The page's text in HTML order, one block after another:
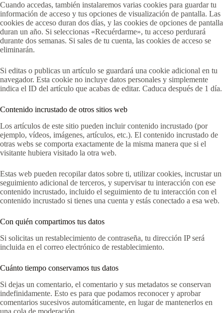
Cuando accedas, también instalaremos varias cookies para guardar tu
información de acceso y tus opciones de visualización de pantalla. Las
cookies de acceso duran dos días, y las cookies de opciones de pantalla
duran un año. Si seleccionas «Recuérdarme», tu acceso perdurará
durante dos semanas. Si sales de tu cuenta, las cookies de acceso se
eliminarán.
Si editas o publicas un artículo se guardará una cookie adicional en tu
navegador. Esta cookie no incluye datos personales y simplemente
indica el ID del artículo que acabas de editar. Caduca después de 1 día.
Contenido incrustado de otros sitios web
Los artículos de este sitio pueden incluir contenido incrustado (por
ejemplo, vídeos, imágenes, artículos, etc.). El contenido incrustado de
otras webs se comporta exactamente de la misma manera que si el
visitante hubiera visitado la otra web.
Estas web pueden recopilar datos sobre ti, utilizar cookies, incrustar un
seguimiento adicional de terceros, y supervisar tu interacción con ese
contenido incrustado, incluido el seguimiento de tu interacción con el
contenido incrustado si tienes una cuenta y estás conectado a esa web.
Con quién compartimos tus datos
Si solicitas un restablecimiento de contraseña, tu dirección IP será
incluida en el correo electrónico de restablecimiento.
Cuánto tiempo conservamos tus datos
Si dejas un comentario, el comentario y sus metadatos se conservan
indefinidamente. Esto es para que podamos reconocer y aprobar
comentarios sucesivos automáticamente, en lugar de mantenerlos en
una cola de moderación.